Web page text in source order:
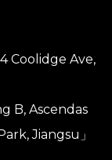
Coolidge Ave,
B, Ascendas
Jiangsu」